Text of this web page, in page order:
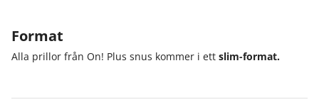
Format
Alla prillor från On! Plus snus kommer i ett slim-format.